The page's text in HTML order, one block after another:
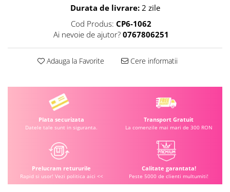
Durata de livrare:2 zile
Cod Produs: CP6-1062
Ai nevoie de ajutor? 0767806251
Adauga la Favorite Cere informatii
Plata securizata
Datele tale sunt in siguranta.
Transport Gratuit
La comenzile mai mari de 300 RON
Prelucram retururile
Rapid si usor! Vezi politica aici <<
Calitate garantata!
Peste 5000 de clienti multumiti!